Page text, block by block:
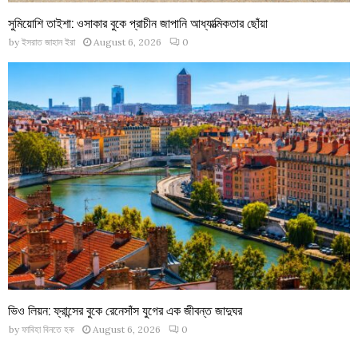
সুমিয়োশি তাইশা: ওসাকার বুকে প্রাচীন জাপানি আধ্যাত্মিকতার ছোঁয়া
by ইসরাত জাহান ইরা August 6, 2026 0
ভিও লিয়ন: ফ্রান্সের বুকে রেনেসাঁস যুগের এক জীবন্ত জাদুঘর
by ফাবিহা বিনতে হক August 6, 2026 0